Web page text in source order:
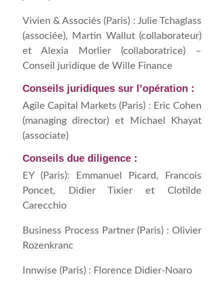
Vivien & Associés (Paris) : Julie Tchaglass
(associée), Martin Wallut (collaborateur)
et Alexia Morlier (collaboratrice) –
Conseil juridique de Wille Finance
Conseils juridiques sur l’opération :
Agile Capital Markets (Paris) : Eric Cohen
(managing director) et Michael Khayat
(associate)
Conseils due diligence :
EY (Paris): Emmanuel Picard, Francois
Poncet, Didier Tixier et Clotilde
Carecchio
Business Process Partner (Paris) : Olivier
Rozenkranc
Innwise (Paris) : Florence Didier-Noaro